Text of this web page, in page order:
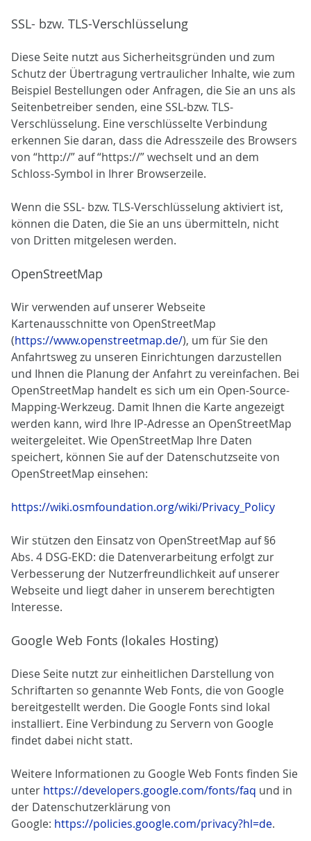
SSL- bzw. TLS-Verschlüsselung
Diese Seite nutzt aus Sicherheitsgründen und zum
Schutz der Übertragung vertraulicher Inhalte, wie zum
Beispiel Bestellungen oder Anfragen, die Sie an uns als
Seitenbetreiber senden, eine SSL-bzw. TLS-
Verschlüsselung. Eine verschlüsselte Verbindung
erkennen Sie daran, dass die Adresszeile des Browsers
von “http://” auf “https://” wechselt und an dem
Schloss-Symbol in Ihrer Browserzeile.
Wenn die SSL- bzw. TLS-Verschlüsselung aktiviert ist,
können die Daten, die Sie an uns übermitteln, nicht
von Dritten mitgelesen werden.
OpenStreetMap
Wir verwenden auf unserer Webseite
Kartenausschnitte von OpenStreetMap
(https://www.openstreetmap.de/), um für Sie den
Anfahrtsweg zu unseren Einrichtungen darzustellen
und Ihnen die Planung der Anfahrt zu vereinfachen. Bei
OpenStreetMap handelt es sich um ein Open-Source-
Mapping-Werkzeug. Damit Ihnen die Karte angezeigt
werden kann, wird Ihre IP-Adresse an OpenStreetMap
weitergeleitet. Wie OpenStreetMap Ihre Daten
speichert, können Sie auf der Datenschutzseite von
OpenStreetMap einsehen:
https://wiki.osmfoundation.org/wiki/Privacy_Policy
Wir stützen den Einsatz von OpenStreetMap auf §6
Abs. 4 DSG-EKD: die Datenverarbeitung erfolgt zur
Verbesserung der Nutzerfreundlichkeit auf unserer
Webseite und liegt daher in unserem berechtigten
Interesse.
Google Web Fonts (lokales Hosting)
Diese Seite nutzt zur einheitlichen Darstellung von
Schriftarten so genannte Web Fonts, die von Google
bereitgestellt werden. Die Google Fonts sind lokal
installiert. Eine Verbindung zu Servern von Google
findet dabei nicht statt.
Weitere Informationen zu Google Web Fonts finden Sie
unter https://developers.google.com/fonts/faq und in
der Datenschutzerklärung von
Google: https://policies.google.com/privacy?hl=de.